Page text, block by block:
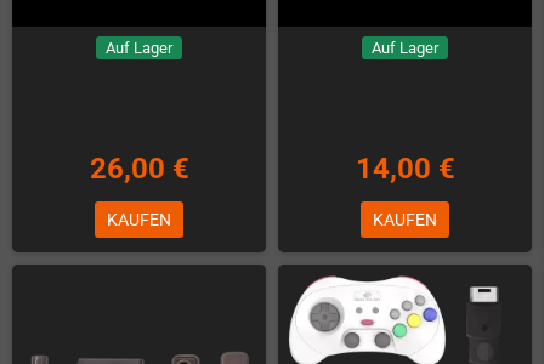
Auf Lager
26,00 €
KAUFEN
Auf Lager
14,00 €
KAUFEN